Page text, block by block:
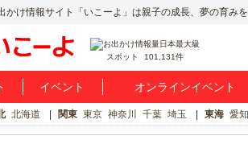
かけ情報サイト「いこーよ」は親子の成長、夢の育みを
スポット 101,131件
イベント オンラインイベント
北海道 関東 東京 神奈川 千葉 埼玉 東海 愛知